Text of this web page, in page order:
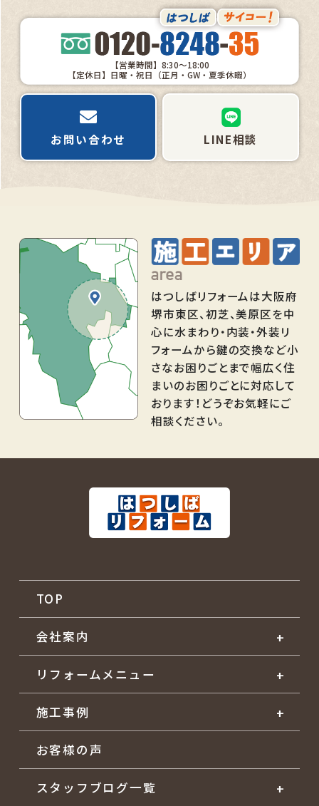
【営業時間】8:30～18:00
【定休日】日曜・祝日（正月・GW・夏季休暇）
お問い合わせ LINE相談
はつしばリフォームは大阪府
堺市東区、初芝、美原区を中
心に水まわり・内装・外装リ
フォームから鍵の交換など小
さなお困りごとまで幅広く住
まいのお困りごとに対応して
おります！どうぞお気軽にご
相談ください。
TOP
会社案内
リフォームメニュー
施工事例
お客様の声
スタッフブログ一覧